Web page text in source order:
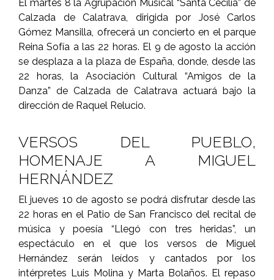
El martes 8 la Agrupación Musical “Santa Cecilia” de
Calzada de Calatrava, dirigida por José Carlos
Gómez Mansilla, ofrecerá un concierto en el parque
Reina Sofía a las 22 horas. El 9 de agosto la acción
se desplaza a la plaza de España, donde, desde las
22 horas, la Asociación Cultural “Amigos de la
Danza” de Calzada de Calatrava actuará bajo la
dirección de Raquel Relucio.
VERSOS DEL PUEBLO,
HOMENAJE A MIGUEL
HERNÁNDEZ
El jueves 10 de agosto se podrá disfrutar desde las
22 horas en el Patio de San Francisco del recital de
música y poesía “Llegó con tres heridas”, un
espectáculo en el que los versos de Miguel
Hernández serán leídos y cantados por los
intérpretes Luis Molina y Marta Bolaños. El repaso